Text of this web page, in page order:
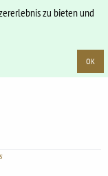
zu bieten und
OK